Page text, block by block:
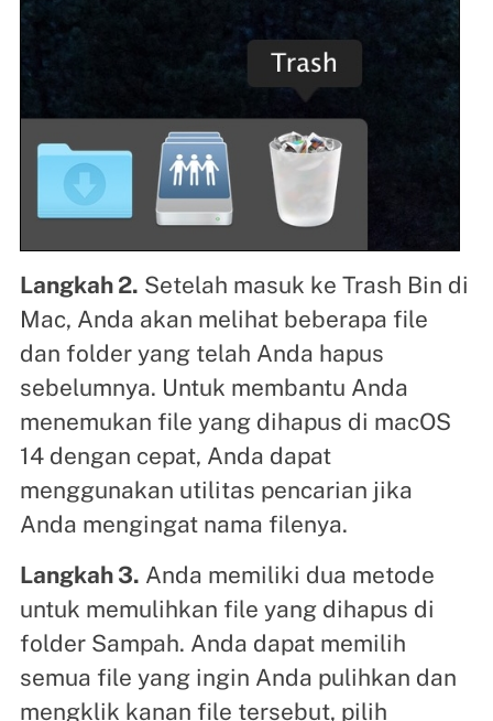
Langkah 2. Setelah masuk ke Trash Bin di
Mac, Anda akan melihat beberapa file
dan folder yang telah Anda hapus
sebelumnya. Untuk membantu Anda
menemukan file yang dihapus di macOS
14 dengan cepat, Anda dapat
menggunakan utilitas pencarian jika
Anda mengingat nama filenya.
Langkah 3. Anda memiliki dua metode
untuk memulihkan file yang dihapus di
folder Sampah. Anda dapat memilih
semua file yang ingin Anda pulihkan dan
mengklik kanan file tersebut, pilih